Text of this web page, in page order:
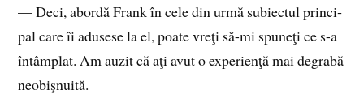
— Deci, abor­dă Frank în cele din urmă su­biec­tul prin­ci­
pal care îi adu­se­se la el, poa­te vreţi să-mi spu­neţi ce s-a
în­tâm­plat. Am au­zit că aţi avut o ex­pe­rien­ţă mai de­gra­bă
ne­o­biş­nui­tă.